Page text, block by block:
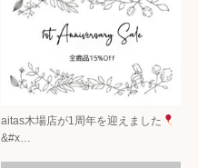
aitas木場店が1周年を迎えました
&#x…